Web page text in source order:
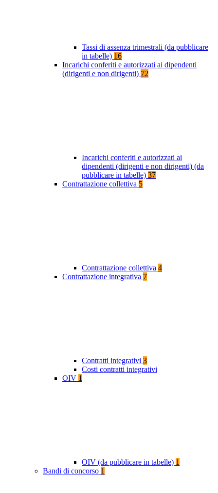
Tassi di assenza trimestrali (da pubblicare
in tabelle) 16
Incarichi conferiti e autorizzati ai dipendenti
(dirigenti e non dirigenti) 72
Incarichi conferiti e autorizzati ai
dipendenti (dirigenti e non dirigenti) (da
pubblicare in tabelle) 37
Contrattazione collettiva 5
Contrattazione collettiva 4
Contrattazione integrativa 7
Contratti integrativi 3
Costi contratti integrativi
OIV 1
OIV (da pubblicare in tabelle) 1
Bandi di concorso 1